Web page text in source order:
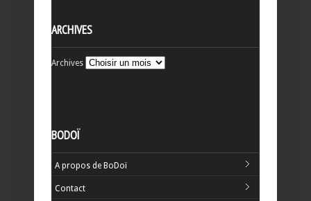
ARCHIVES
Archives
BODOÏ
A propos de BoDoï
Contact